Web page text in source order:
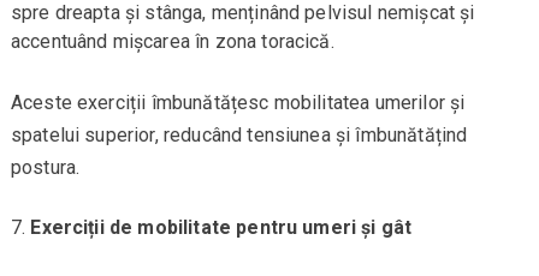
spre dreapta și stânga, menținând pelvisul nemișcat și
accentuând mișcarea în zona toracică.
Aceste exerciții îmbunătățesc mobilitatea umerilor și
spatelui superior, reducând tensiunea și îmbunătățind
postura.
Exerciții de mobilitate pentru umeri și gât